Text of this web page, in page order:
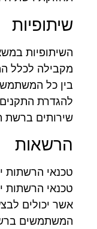
שיתופיות
השיתופיות
מקבילה לכלל
בין כל
שירותים ברשת
הרשאות
טכנאי הרשתות
טכנאי הרשתות
אשר יכולים
המשתמשים